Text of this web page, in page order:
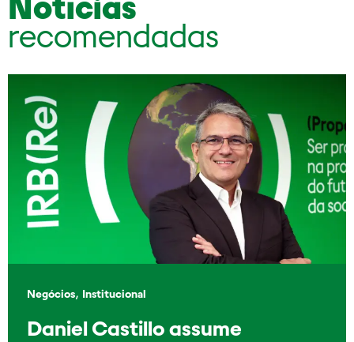
Notícias
recomendadas
Negócios, Institucional
Daniel Castillo assume